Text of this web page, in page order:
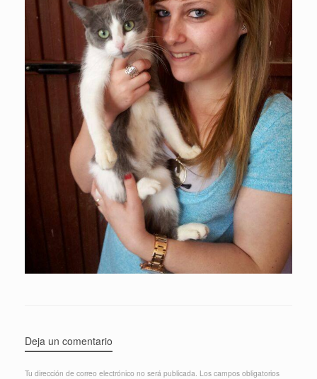
Deja un comentario
Tu dirección de correo electrónico no será publicada. Los campos obligatorios